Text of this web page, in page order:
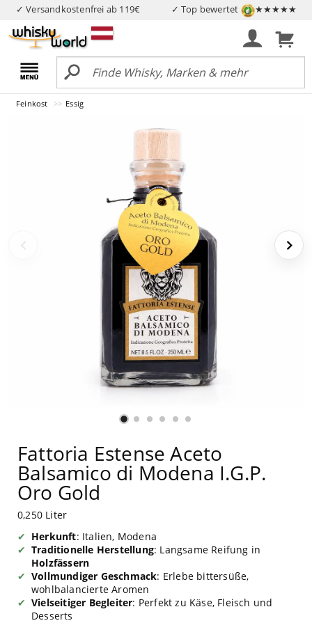
✓ Versandkostenfrei ab 119€ ✓ Top bewertet ★★★★★
Feinkost Essig
Fattoria Estense Aceto
Balsamico di Modena I.G.P.
Oro Gold
0,250 Liter
Herkunft: Italien, Modena
Traditionelle Herstellung: Langsame Reifung in
Holzfässern
Vollmundiger Geschmack: Erlebe bittersüße,
wohlbalancierte Aromen
Vielseitiger Begleiter: Perfekt zu Käse, Fleisch und
Desserts